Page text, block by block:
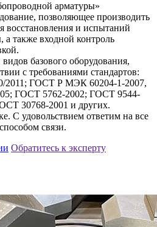
арматуры»
позволяющее производить
восстановления и испытаний
а также входной контроль
базового оборудования,
с требованиями стандартов:
2011; ГОСТ Р МЭК 60204-1-2007,
ГОСТ 5762-2002; ГОСТ 9544-
30768-2001 и других.
С удовольствием ответим на все
связи.
Обратитесь к эксперту